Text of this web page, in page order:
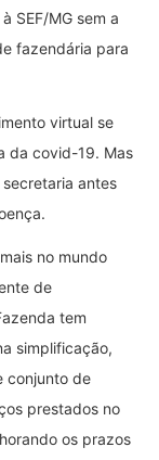
SEF/MG sem a
fazendária para
virtual se
da covid-19. Mas
antes
no mundo
de
tem
simplificação,
conjunto de
prestados no
os prazos